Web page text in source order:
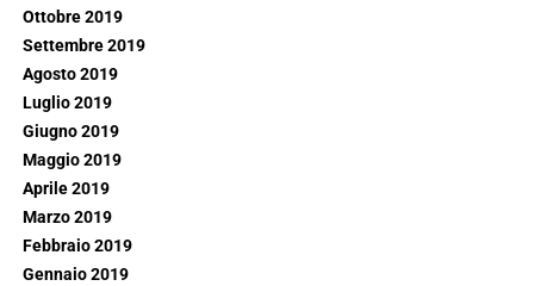
Ottobre 2019
Settembre 2019
Agosto 2019
Luglio 2019
Giugno 2019
Maggio 2019
Aprile 2019
Marzo 2019
Febbraio 2019
Gennaio 2019